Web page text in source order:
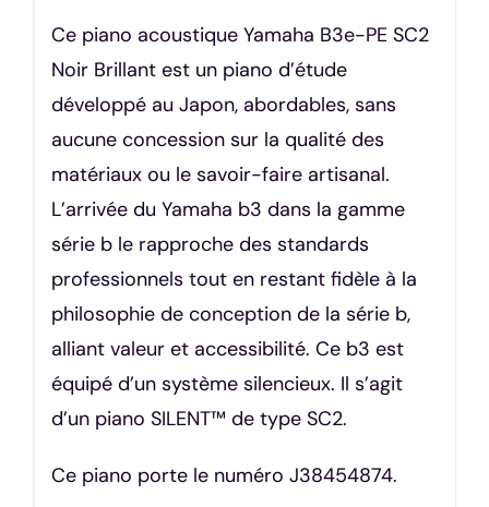
Ce piano acoustique Yamaha B3e-PE SC2
Noir Brillant est un piano d’étude
développé au Japon, abordables, sans
aucune concession sur la qualité des
matériaux ou le savoir-faire artisanal.
L’arrivée du Yamaha b3 dans la gamme
série b le rapproche des standards
professionnels tout en restant fidèle à la
philosophie de conception de la série b,
alliant valeur et accessibilité. Ce b3 est
équipé d’un système silencieux. Il s’agit
d’un piano SILENT™ de type SC2.
Ce piano porte le numéro J38454874.